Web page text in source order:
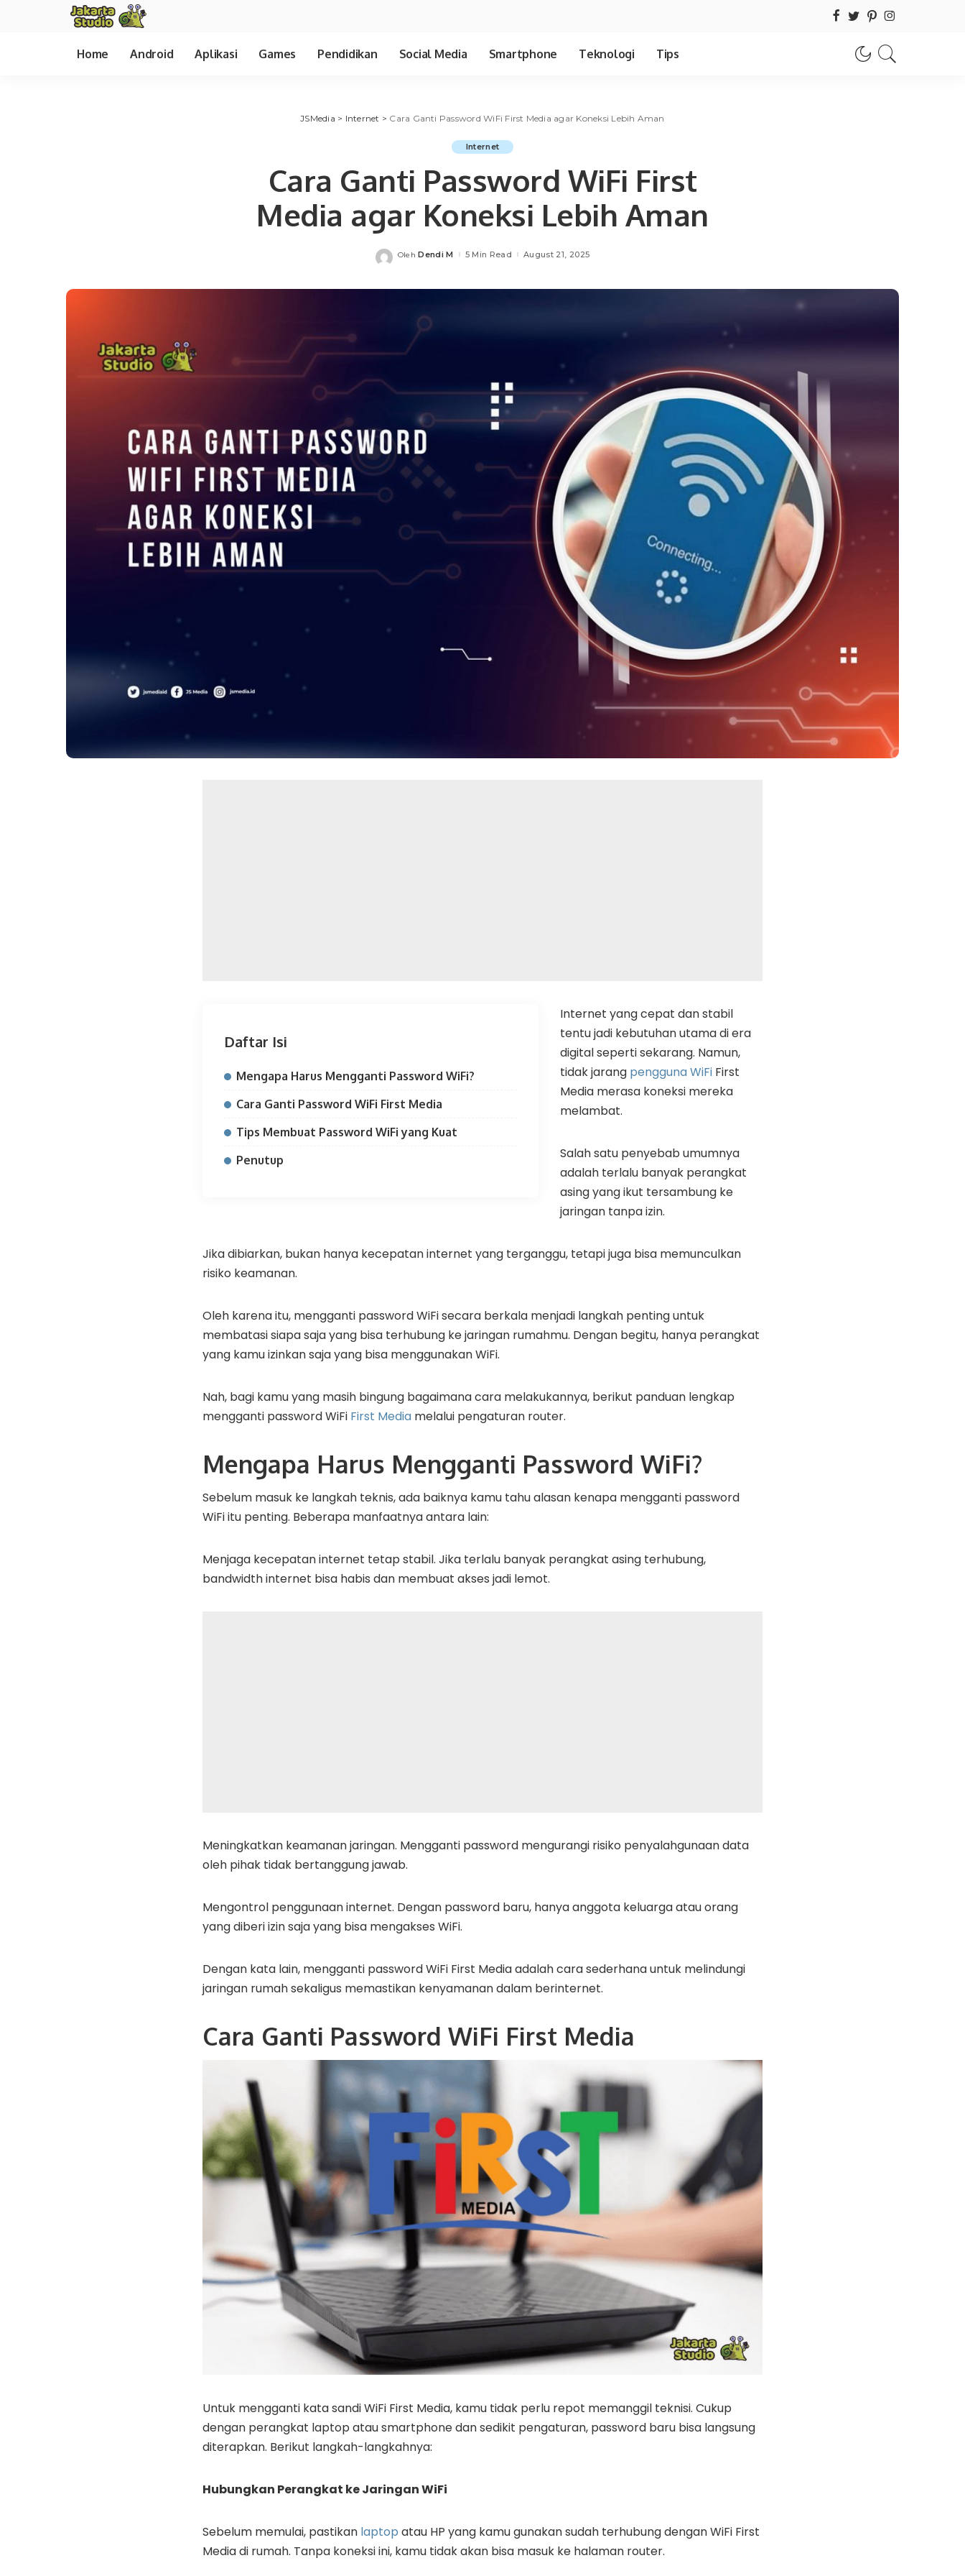
Home Android Aplikasi Games Pendidikan Social Media Smartphone Teknologi Tips
JSMedia > Internet > Cara Ganti Password WiFi First Media agar Koneksi Lebih Aman
Internet
Cara Ganti Password WiFi First
Media agar Koneksi Lebih Aman
Posted
Oleh Dendi M 5 Min Read August 21, 2025
Daftar Isi
Mengapa Harus Mengganti Password WiFi?
Cara Ganti Password WiFi First Media
Tips Membuat Password WiFi yang Kuat
Penutup
Internet yang cepat dan stabil
tentu jadi kebutuhan utama di era
digital seperti sekarang. Namun,
tidak jarang pengguna WiFi First
Media merasa koneksi mereka
melambat.
Salah satu penyebab umumnya
adalah terlalu banyak perangkat
asing yang ikut tersambung ke
jaringan tanpa izin.
Jika dibiarkan, bukan hanya kecepatan internet yang terganggu, tetapi juga bisa memunculkan
risiko keamanan.
Oleh karena itu, mengganti password WiFi secara berkala menjadi langkah penting untuk
membatasi siapa saja yang bisa terhubung ke jaringan rumahmu. Dengan begitu, hanya perangkat
yang kamu izinkan saja yang bisa menggunakan WiFi.
Nah, bagi kamu yang masih bingung bagaimana cara melakukannya, berikut panduan lengkap
mengganti password WiFi First Media melalui pengaturan router.
Mengapa Harus Mengganti Password WiFi?
Sebelum masuk ke langkah teknis, ada baiknya kamu tahu alasan kenapa mengganti password
WiFi itu penting. Beberapa manfaatnya antara lain:
Menjaga kecepatan internet tetap stabil. Jika terlalu banyak perangkat asing terhubung,
bandwidth internet bisa habis dan membuat akses jadi lemot.
Meningkatkan keamanan jaringan. Mengganti password mengurangi risiko penyalahgunaan data
oleh pihak tidak bertanggung jawab.
Mengontrol penggunaan internet. Dengan password baru, hanya anggota keluarga atau orang
yang diberi izin saja yang bisa mengakses WiFi.
Dengan kata lain, mengganti password WiFi First Media adalah cara sederhana untuk melindungi
jaringan rumah sekaligus memastikan kenyamanan dalam berinternet.
Cara Ganti Password WiFi First Media
Untuk mengganti kata sandi WiFi First Media, kamu tidak perlu repot memanggil teknisi. Cukup
dengan perangkat laptop atau smartphone dan sedikit pengaturan, password baru bisa langsung
diterapkan. Berikut langkah-langkahnya:
Hubungkan Perangkat ke Jaringan WiFi
Sebelum memulai, pastikan laptop atau HP yang kamu gunakan sudah terhubung dengan WiFi First
Media di rumah. Tanpa koneksi ini, kamu tidak akan bisa masuk ke halaman router.